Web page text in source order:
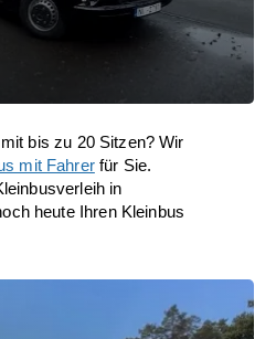
bis zu 20 Sitzen? Wir
mit Fahrerfür Sie.
in
heute Ihren Kleinbus